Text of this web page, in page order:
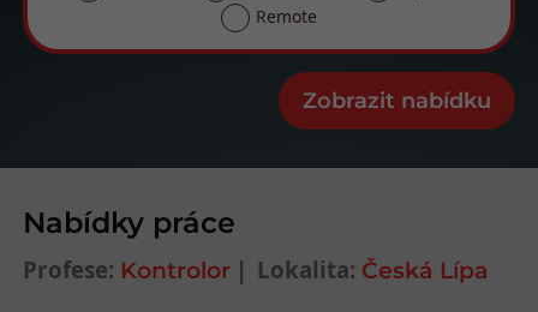
Remote
Nabídky práce
Profese: Kontrolor Lokalita: Česká Lípa